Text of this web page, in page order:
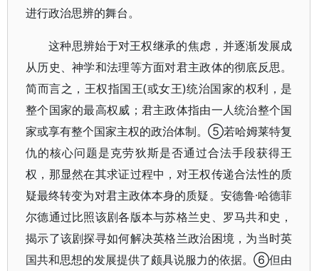
进行政治思辨的舞台。
这种思辨始于对王权继承的焦虑，并逐渐发展成
从历史、神学和法理等方面对君主政体的彻底反思。
简而言之，王权指国王(或女王)统治国家的权利，是
整个国家的最高权威；君主政体指由一人统治整个国
家或享有整个国家主权的政治体制。⑤若哈姆莱特复
仇的核心问题是克劳狄斯是否通过合法手段获得王
权，那显然在其求证过程中，对王权传递合法性的质
疑最终转变为对君主政体本身的质疑。安德鲁·哈德菲
尔德通过比照该剧各版本与苏格兰史、罗马共和史，
揭示了该剧探寻如何解决英格兰政治困境，为当时英
国共和思想的发展提供了颇具说服力的依据。⑥但由